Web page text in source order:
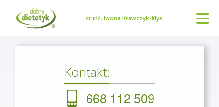
dr inż. Iwona Krawczyk-Kłys
Kontakt:
668 112 509